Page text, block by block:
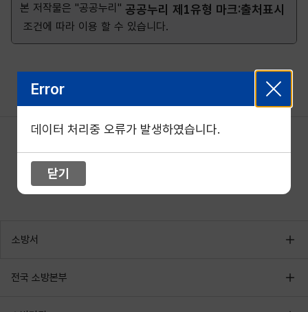
본 저작물은 "공공누리" 공공누리 제1유형 마크:출처표시
조건에 따라 이용 할 수 있습니다.
소방서
전국 소방본부
Error
데이터 처리중 오류가 발생하였습니다.
닫기